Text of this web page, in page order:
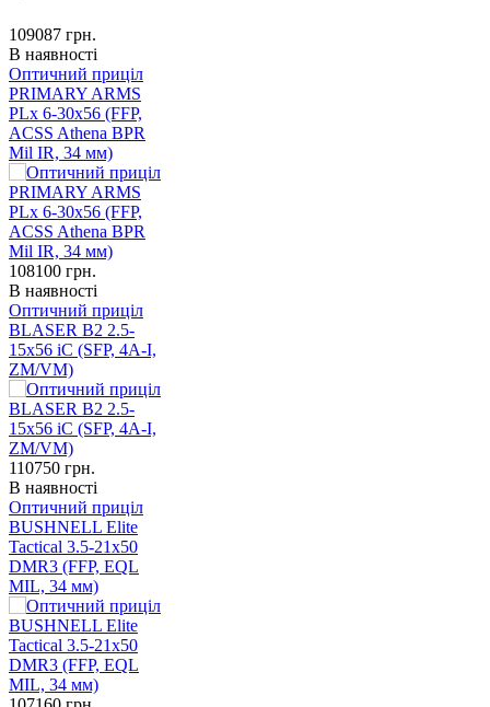
109087 грн.
В наявності
Оптичний приціл
PRIMARY ARMS
PLx 6-30x56 (FFP,
ACSS Athena BPR
Mil IR, 34 мм)
108100 грн.
В наявності
Оптичний приціл
BLASER B2 2.5-
15x56 iC (SFP, 4А-I,
ZM/VM)
110750 грн.
В наявності
Оптичний приціл
BUSHNELL Elite
Tactical 3.5-21x50
DMR3 (FFP, EQL
MIL, 34 мм)